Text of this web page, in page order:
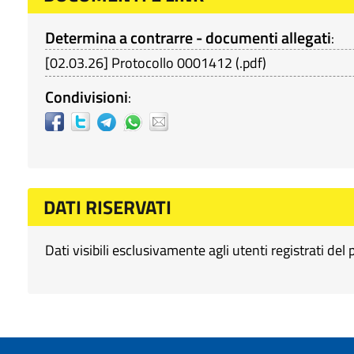
Determina a contrarre - documenti allegati:
[02.03.26] Protocollo 0001412 (.pdf)
Condivisioni:
DATI RISERVATI
Dati visibili esclusivamente agli utenti registrati del